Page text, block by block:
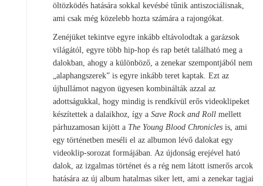
öltözködés hatására sokkal kevésbé tűnik antiszociálisnak,
ami csak még közelebb hozta számára a rajongókat.
Zenéjüket tekintve egyre inkább eltávolodtak a garázsok
világától, egyre több hip-hop és rap betét található meg a
dalokban, ahogy a különböző, a zenekar szempontjából nem
„alaphangszerek” is egyre inkább teret kaptak. Ezt az
újhullámot nagyon ügyesen kombinálták azzal az
adottságukkal, hogy mindig is rendkívül erős videoklipeket
készítettek a dalaikhoz, így a Save Rock and Roll mellett
párhuzamosan kijött a The Young Blood Chronicles is, ami
egy történetben meséli el az albumon lévő dalokat egy
videoklip-sorozat formájában. Az újdonság erejével ható
dalok, az izgalmas történet és a rég nem látott ismerős arcok
hatására az új album hatalmas siker lett, ami a zenekar tagjai